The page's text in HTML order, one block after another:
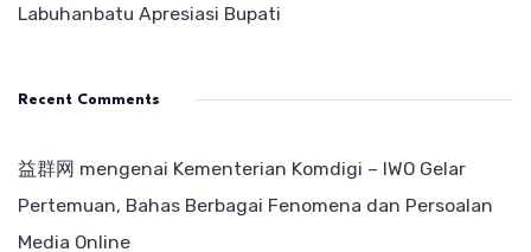
Labuhanbatu Apresiasi Bupati
Recent Comments
益群网 mengenai Kementerian Komdigi – IWO Gelar
Pertemuan, Bahas Berbagai Fenomena dan Persoalan
Media Online